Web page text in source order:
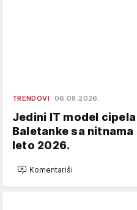
TRENDOVI 06.08.2026.
Jedini IT model
Baletanke sa
leto 2026.
Komentariši